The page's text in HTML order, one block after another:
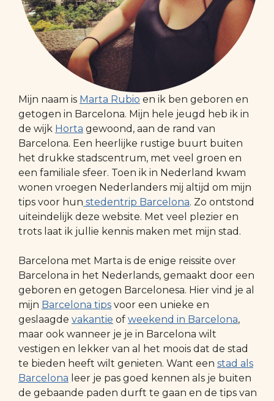
Mijn naam is Marta Rubio en ik ben geboren en
getogen in Barcelona. Mijn hele jeugd heb ik in
de wijk Horta gewoond, aan de rand van
Barcelona. Een heerlijke rustige buurt buiten
het drukke stadscentrum, met veel groen en
een familiale sfeer. Toen ik in Nederland kwam
wonen vroegen Nederlanders mij altijd om mijn
tips voor hun stedentrip Barcelona. Zo ontstond
uiteindelijk deze website. Met veel plezier en
trots laat ik jullie kennis maken met mijn stad.
Barcelona met Marta is de enige reissite over
Barcelona in het Nederlands, gemaakt door een
geboren en getogen Barcelonesa. Hier vind je al
mijn Barcelona tips voor een unieke en
geslaagde vakantie of weekend in Barcelona,
maar ook wanneer je je in Barcelona wilt
vestigen en lekker van al het moois dat de stad
te bieden heeft wilt genieten. Want een stad als
Barcelona leer je pas goed kennen als je buiten
de gebaande paden durft te gaan en de tips van